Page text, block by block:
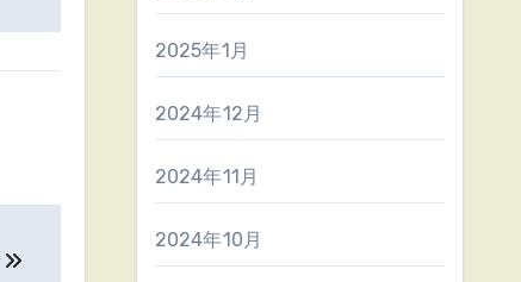
2025年1月
2024年12月
2024年11月
2024年10月